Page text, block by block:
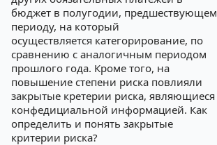
бюджет в полугодии, предшествующем
периоду, на который
осуществляется категорирование, по
сравнению с аналогичным периодом
прошлого года. Кроме того, на
повышение степени риска повлияли
закрытые кретерии риска, являющиеся
конфедициальной информацией. Как
определить и понять закрытые
критерии риска?